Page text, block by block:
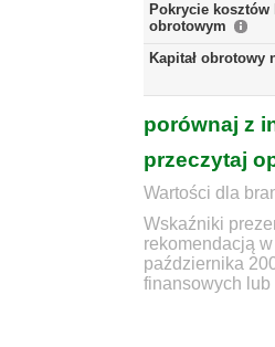
Pokrycie kosztów
obrotowym
Kapitał obrotowy
porównaj z
przeczytaj
Wartości dla
Wskaźniki
rekomendacją
października
finansowych lub